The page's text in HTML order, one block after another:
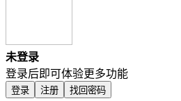
未登录
登录后即可体验更多功能
登录 注册 找回密码